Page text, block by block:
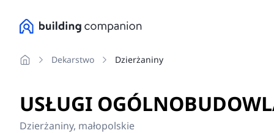
Dekarstwo Dzierżaniny
USŁUGI
Dzierżaniny, małopolskie